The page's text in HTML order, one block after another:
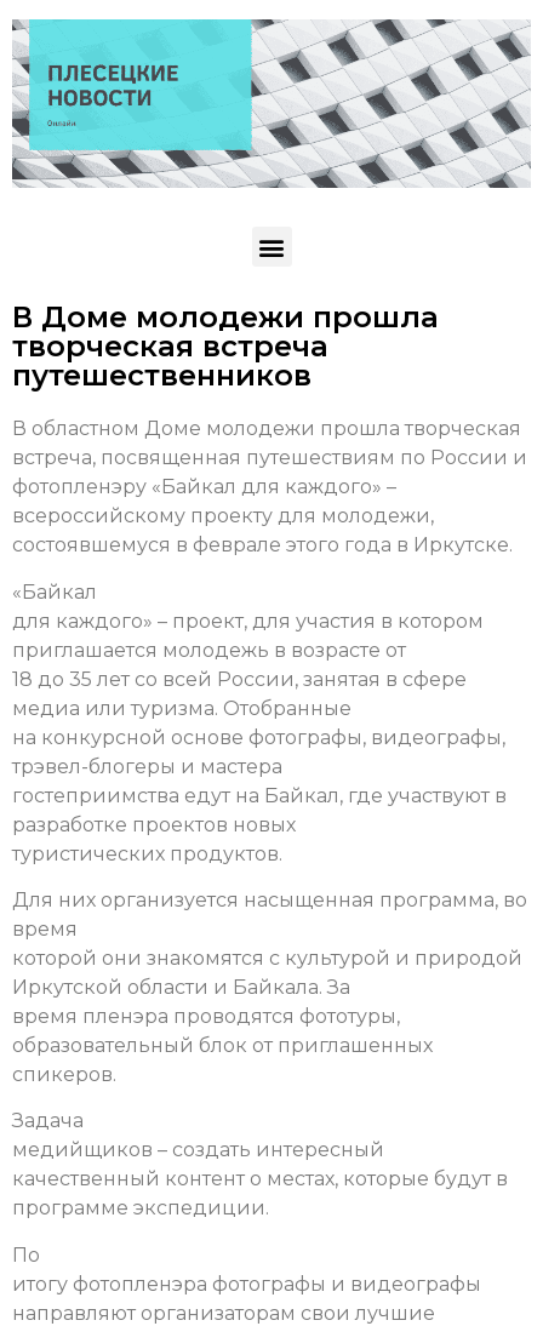
В Доме молодежи прошла
творческая встреча
путешественников
В областном Доме молодежи прошла творческая
встреча, посвященная путешествиям по России и
фотопленэру «Байкал для каждого» –
всероссийскому проекту для молодежи,
состоявшемуся в феврале этого года в Иркутске.
«Байкал
для каждого» – проект, для участия в котором
приглашается молодежь в возрасте от
18 до 35 лет со всей России, занятая в сфере
медиа или туризма. Отобранные
на конкурсной основе фотографы, видеографы,
трэвел-блогеры и мастера
гостеприимства едут на Байкал, где участвуют в
разработке проектов новых
туристических продуктов.
Для них организуется насыщенная программа, во
время
которой они знакомятся с культурой и природой
Иркутской области и Байкала. За
время пленэра проводятся фототуры,
образовательный блок от приглашенных
спикеров.
Задача
медийщиков – создать интересный
качественный контент о местах, которые будут в
программе экспедиции.
По
итогу фотопленэра фотографы и видеографы
направляют организаторам свои лучшие